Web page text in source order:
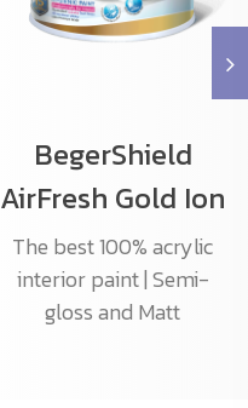
BegerShield
AirFresh Gold Ion
The best 100% acrylic
interior paint | Semi-
gloss and Matt